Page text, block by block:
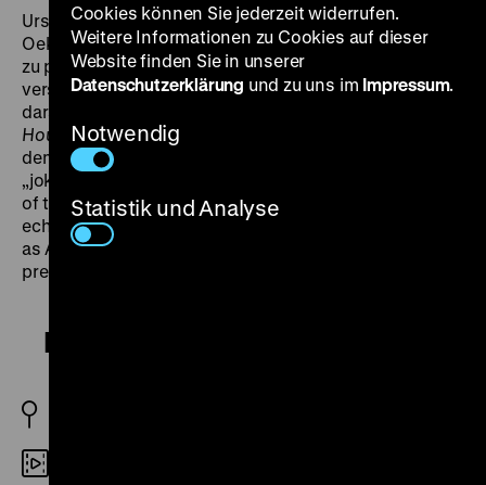
Ursprünglich beabsichtigte die Dokumentarfilmerin
Oeke Hoogendijk ihre Mutter Lous mit einem Filmteam
zu porträtieren, um deren Lebensgeschichte besser zu
verstehen. Aber die Mutter wehrte ab. Man einigte sich
darauf, eine Webcam im Haus zu installieren.
Housewitzveröffentlichte Oeke Hoogendijk erst nach
dem Tod ihrer Mutter. „The „witz“ in the title—literally
„joke“ in Yiddish or German—mirrors the film’s balance
of trauma with dark, Jewish humor. At the same time, it
echoes the names of Nazi concentration camps such
as Auschwitz, reverberating within the intimate
present of the house.“ (Vivian Ostrovsky) (sa)
Housewitz
Cookies können Sie jederzeit widerrufen.
Weitere Informationen zu Cookies auf dieser
Website finden Sie in unserer
Datenschutzerklärung und zu uns im Impressum.
Notwendig
Statistik und Analyse